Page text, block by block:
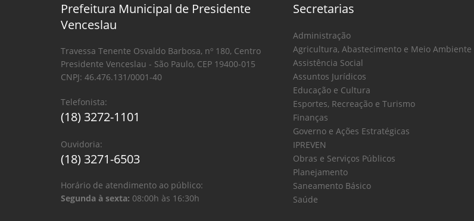
Prefeitura Municipal de Presidente
Venceslau
Travessa Tenente Osvaldo Barbosa, nº 180, Centro
Presidente Venceslau - São Paulo, CEP 19400-015
CNPJ: 46.476.131/0001-40
Telefonista:
(18) 3272-1101
Ouvidoria:
(18) 3271-6503
Horário de atendimento ao público:
Segunda à sexta: 08:00h às 16:30h
Secretarias
Administração
Agricultura, Abastecimento e Meio Ambiente
Assistência Social
Assuntos Jurídicos
Educação e Cultura
Esportes, Recreação e Turismo
Finanças
Governo e Ações Estratégicas
IPREVEN
Obras e Serviços Públicos
Planejamento
Saneamento Básico
Saúde